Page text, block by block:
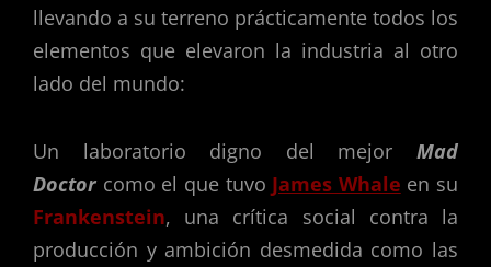
llevando a su terreno prácticamente todos los
elementos que elevaron la industria al otro
lado del mundo:
Un laboratorio digno del mejor Mad
Doctor como el que tuvo James Whale en su
Frankenstein, una crítica social contra la
producción y ambición desmedida como las